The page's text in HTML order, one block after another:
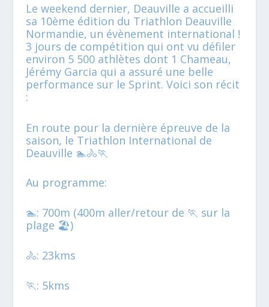
Le weekend dernier, Deauville a accueilli
sa 10ème édition du Triathlon Deauville
Normandie, un évènement international !
3 jours de compétition qui ont vu défiler
environ 5 500 athlètes dont 1 Chameau,
Jérémy Garcia qui a assuré une belle
performance sur le Sprint. Voici son récit
:
En route pour la dernière épreuve de la
saison, le Triathlon International de
Deauville 🏊🚴🏃
Au programme:
🏊: 700m (400m aller/retour de 🏃 sur la
plage 🏖)
🚴: 23kms
🏃: 5kms